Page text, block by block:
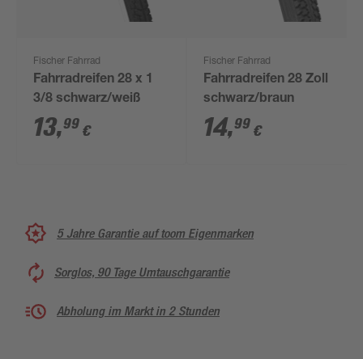
Fischer Fahrrad
Fahrradreifen 28 x 1
3/8 schwarz/weiß
13,99 €
Fischer Fahrrad
Fahrradreifen 28 Zoll
schwarz/braun
14,99 €
5 Jahre Garantie auf toom Eigenmarken
Sorglos, 90 Tage Umtauschgarantie
Abholung im Markt in 2 Stunden